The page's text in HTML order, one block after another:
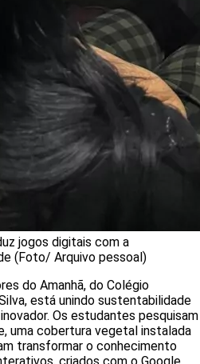
jogos digitais com a
(Foto/ Arquivo pessoal)
do Amanhã, do Colégio
está unindo sustentabilidade
Os estudantes pesquisam
uma cobertura vegetal instalada
transformar o conhecimento